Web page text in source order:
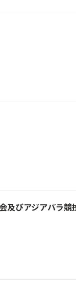
及びアジアパラ競